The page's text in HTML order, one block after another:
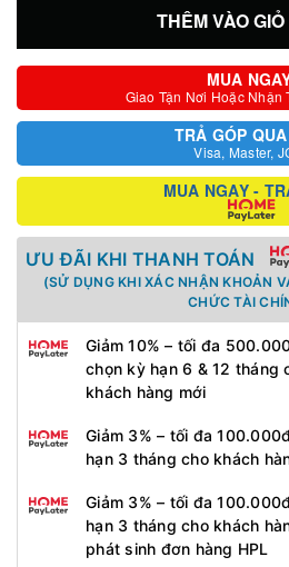
THÊM VÀO
MUA
Giao Tận Nơi Hoặc Nhận
TRẢ GÓP
Visa, Master,
MUA NGAY -
ƯU ĐÃI KHI THANH TOÁN
(SỬ DỤNG KHI XÁC NHẬN KHOẢN
CHỨC TÀI
Giảm 10% – tối đa
chọn kỳ hạn 6 & 12 tháng
khách hàng mới
Giảm 3% – tối đa
hạn 3 tháng cho khách
Giảm 3% – tối đa
hạn 3 tháng cho khách
phát sinh đơn hàng HPL